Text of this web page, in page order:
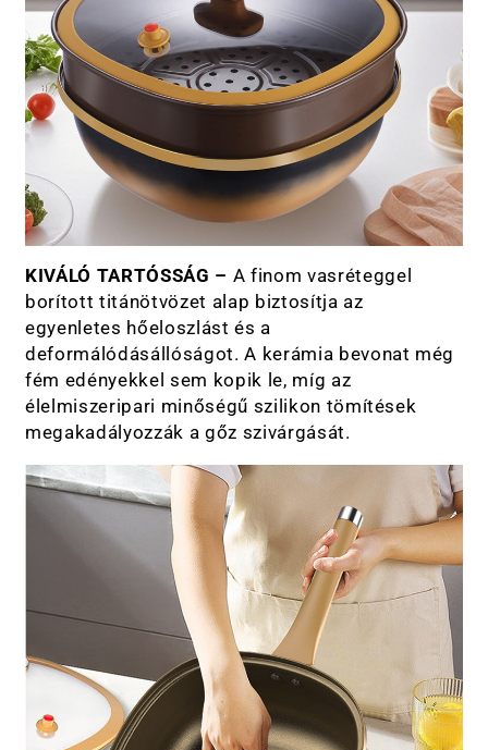
KIVÁLÓ TARTÓSSÁG – A finom vasréteggel
borított titánötvözet alap biztosítja az
egyenletes hőeloszlást és a
deformálódásállóságot. A kerámia bevonat még
fém edényekkel sem kopik le, míg az
élelmiszeripari minőségű szilikon tömítések
megakadályozzák a gőz szivárgását.